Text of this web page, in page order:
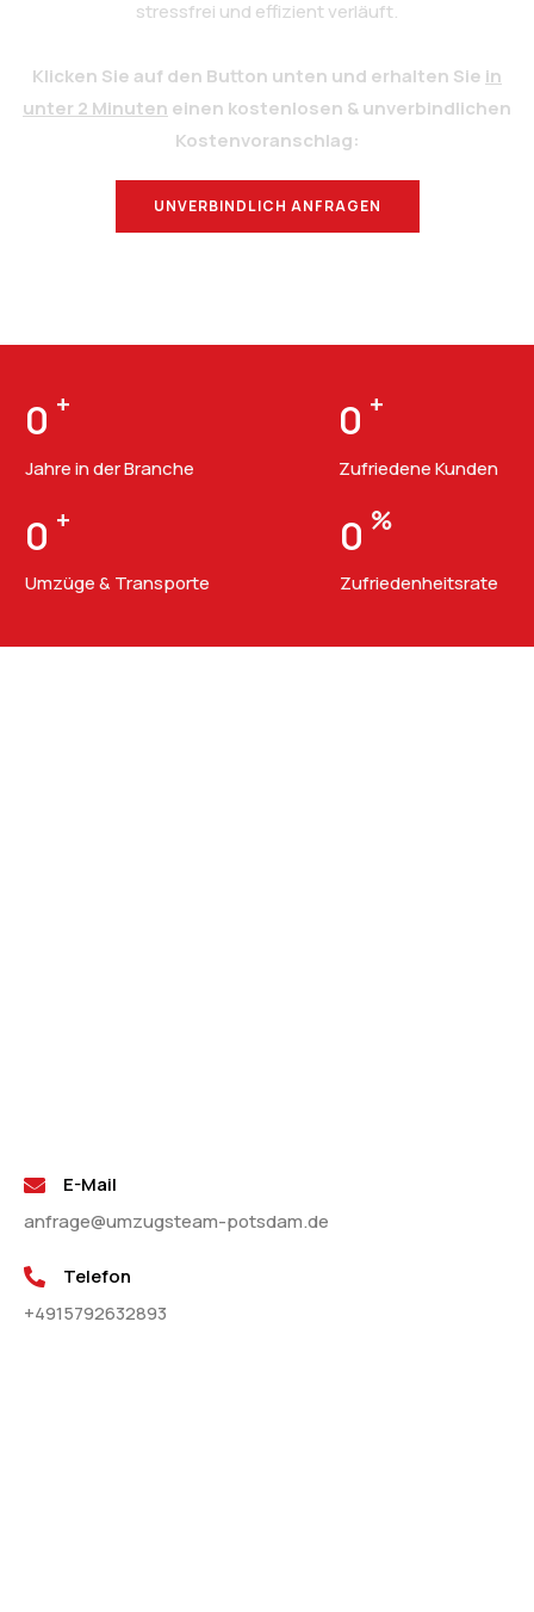
stressfrei und effizient verläuft.
Klicken Sie auf den Button unten und erhalten Sie in
unter 2 Minuten einen kostenlosen & unverbindlichen
Kostenvoranschlag:
UNVERBINDLICH ANFRAGEN
0 +
Jahre in der Branche
0 +
Zufriedene Kunden
0 +
Umzüge & Transporte
0 %
Zufriedenheitsrate
E-Mail
anfrage@umzugsteam-potsdam.de
Telefon
+4915792632893